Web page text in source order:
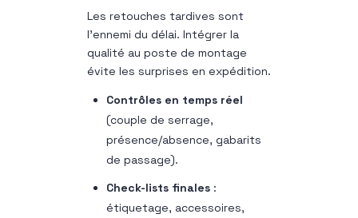
Les retouches tardives sont
l’ennemi du délai. Intégrer la
qualité au poste de montage
évite les surprises en expédition.
Contrôles en temps réel
(couple de serrage,
présence/absence, gabarits
de passage).
Check-lists finales :
étiquetage, accessoires,